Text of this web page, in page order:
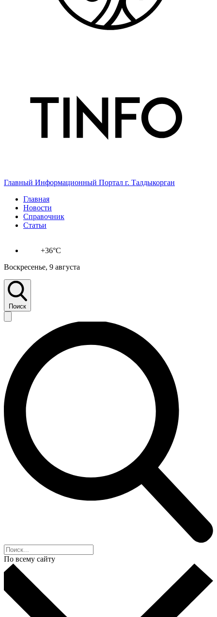
Главный Информационный Портал г. Талдыкорган
Главная
Новости
Справочник
Статьи
+36°C
Воскресенье, 9 августа
Поиск
По всему сайту